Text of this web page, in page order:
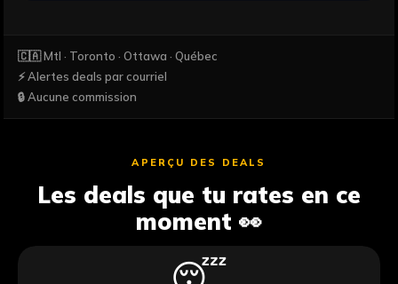
🇨🇦 Mtl · Toronto · Ottawa · Québec
⚡ Alertes deals par courriel
🔒 Aucune commission
APERÇU DES DEALS
Les deals que tu rates en ce
moment 👀